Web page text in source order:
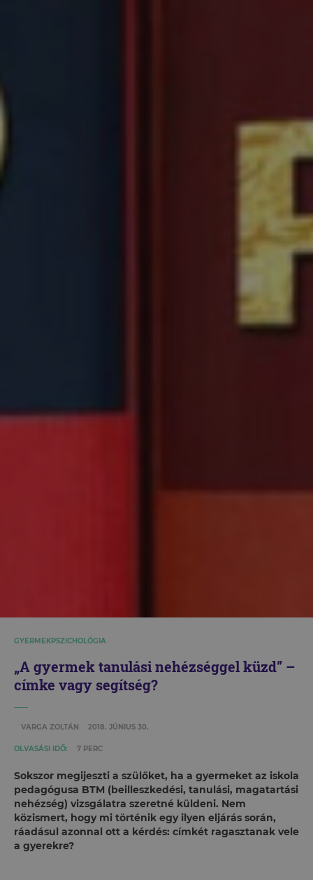
GYERMEKPSZICHOLÓGIA
„A gyermek tanulási nehézséggel küzd” –
címke vagy segítség?
VARGA ZOLTÁN 2018. JÚNIUS 30.
OLVASÁSI IDŐ: 7 PERC
Sokszor megijeszti a szülőket, ha a gyermeket az iskola
pedagógusa BTM (beilleszkedési, tanulási, magatartási
nehézség) vizsgálatra szeretné küldeni. Nem
közismert, hogy mi történik egy ilyen eljárás során,
ráadásul azonnal ott a kérdés: címkét ragasztanak vele
a gyerekre?